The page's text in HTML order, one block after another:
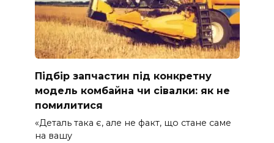
Підбір запчастин під конкретну
модель комбайна чи сівалки: як не
помилитися
«Деталь така є, але не факт, що стане саме
на вашу